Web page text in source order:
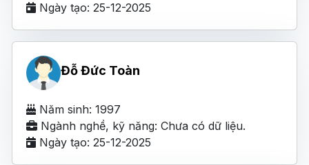
Ngày tạo: 25-12-2025
Đỗ Đức Toàn
Năm sinh: 1997
Ngành nghề, kỹ năng: Chưa có dữ liệu.
Ngày tạo: 25-12-2025